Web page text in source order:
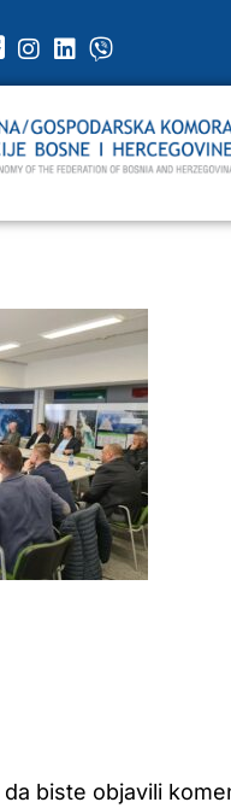
da biste objavili